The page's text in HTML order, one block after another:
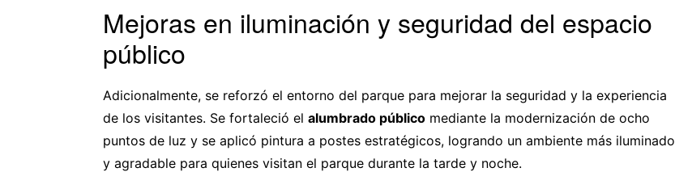
Mejoras en iluminación y seguridad del espacio
público
Adicionalmente, se reforzó el entorno del parque para mejorar la seguridad y la experiencia
de los visitantes. Se fortaleció el alumbrado público mediante la modernización de ocho
puntos de luz y se aplicó pintura a postes estratégicos, logrando un ambiente más iluminado
y agradable para quienes visitan el parque durante la tarde y noche.